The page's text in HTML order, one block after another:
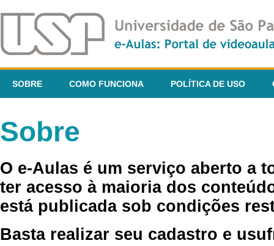
SOBRE COMO FUNCIONA POLÍTICA DE USO
Sobre
O e-Aulas é um serviço aberto a
ter acesso à maioria dos
está publicada sob condições
Basta realizar seu cadastro e